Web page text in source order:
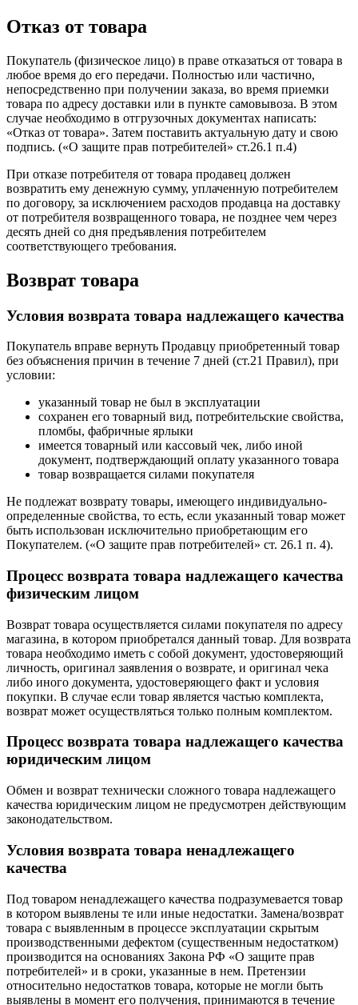
Отказ от товара
Покупатель (физическое лицо) в праве отказаться от товара в
любое время до его передачи. Полностью или частично,
непосредственно при получении заказа, во время приемки
товара по адресу доставки или в пункте самовывоза. В этом
случае необходимо в отгрузочных документах написать:
«Отказ от товара». Затем поставить актуальную дату и свою
подпись. («О защите прав потребителей» ст.26.1 п.4)
При отказе потребителя от товара продавец должен
возвратить ему денежную сумму, уплаченную потребителем
по договору, за исключением расходов продавца на доставку
от потребителя возвращенного товара, не позднее чем через
десять дней со дня предъявления потребителем
соответствующего требования.
Возврат товара
Условия возврата товара надлежащего качества
Покупатель вправе вернуть Продавцу приобретенный товар
без объяснения причин в течение 7 дней (ст.21 Правил), при
условии:
указанный товар не был в эксплуатации
сохранен его товарный вид, потребительские свойства,
пломбы, фабричные ярлыки
имеется товарный или кассовый чек, либо иной
документ, подтверждающий оплату указанного товара
товар возвращается силами покупателя
Не подлежат возврату товары, имеющего индивидуально-
определенные свойства, то есть, если указанный товар может
быть использован исключительно приобретающим его
Покупателем. («О защите прав потребителей» ст. 26.1 п. 4).
Процесс возврата товара надлежащего качества
физическим лицом
Возврат товара осуществляется силами покупателя по адресу
магазина, в котором приобретался данный товар. Для возврата
товара необходимо иметь с собой документ, удостоверяющий
личность, оригинал заявления о возврате, и оригинал чека
либо иного документа, удостоверяющего факт и условия
покупки. В случае если товар является частью комплекта,
возврат может осуществляться только полным комплектом.
Процесс возврата товара надлежащего качества
юридическим лицом
Обмен и возврат технически сложного товара надлежащего
качества юридическим лицом не предусмотрен действующим
законодательством.
Условия возврата товара ненадлежащего
качества
Под товаром ненадлежащего качества подразумевается товар
в котором выявлены те или иные недостатки. Замена/возврат
товара с выявленным в процессе эксплуатации скрытым
производственными дефектом (существенным недостатком)
производится на основаниях Закона РФ «О защите прав
потребителей» и в сроки, указанные в нем. Претензии
относительно недостатков товара, которые не могли быть
выявлены в момент его получения, принимаются в течение